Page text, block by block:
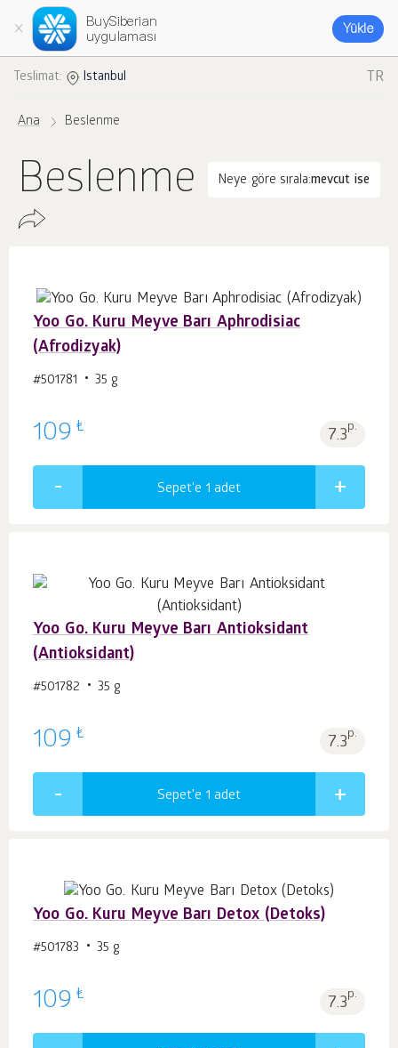
BuySiberian
uygulaması
Yükle
Teslimat: Istanbul TR
Ana Beslenme
Beslenme Neye göre sırala:mevcut ise
Yoo Go. Kuru Meyve Barı Aphrodisiac
(Afrodizyak)
#501781 35 g
109 ₺ 7.3p.
Sepet'e 1 adet
Yoo Go. Kuru Meyve Barı Antioksidant
(Antioksidant)
#501782 35 g
109 ₺ 7.3p.
Sepet'e 1 adet
Yoo Go. Kuru Meyve Barı Detox (Detoks)
#501783 35 g
109 ₺ 7.3p.